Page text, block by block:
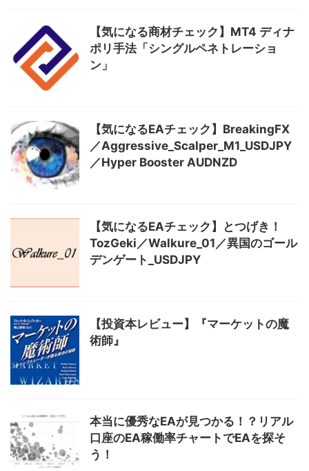
【気になる商材チェック】MT4 ディナ
ポリ手法「シングルペネトレーショ
ン」
【気になるEAチェック】BreakingFX
／Aggressive_Scalper_M1_USDJPY
／Hyper Booster AUDNZD
【気になるEAチェック】とつげき！
TozGeki／Walkure_01／異国のゴール
デンゲート_USDJPY
【投資本レビュー】『マーケットの魔
術師』
本当に優秀なEAが見つかる！？リアル
口座のEA稼働率チャートでEAを探そ
う！